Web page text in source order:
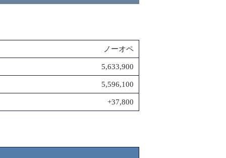
ノーオペ
5,633,900
5,596,100
+37,800